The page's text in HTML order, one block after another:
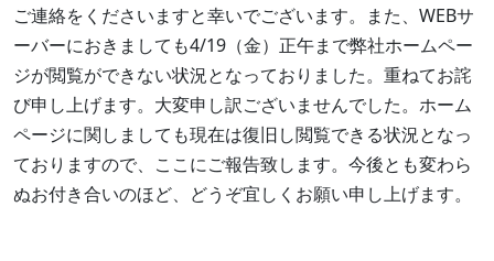
ご連絡をくださいますと幸いでございます。また、WEBサ
ーバーにおきましても4/19（金）正午まで弊社ホームペー
ジが閲覧ができない状況となっておりました。重ねてお詫
び申し上げます。大変申し訳ございませんでした。ホーム
ページに関しましても現在は復旧し閲覧できる状況となっ
ておりますので、ここにご報告致します。今後とも変わら
ぬお付き合いのほど、どうぞ宜しくお願い申し上げます。